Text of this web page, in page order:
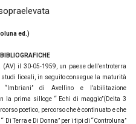
ed.)
il 30-05-1959, un paese dell’entroterra
liceali, in seguito consegue la maturità
di Avellino e l’abilitazione
la prima silloge “ Echi di maggio”(Delta 3
poetico, percorso che è continuato e che
Di Terra e Di Donna” per i tipi di “Controluna”